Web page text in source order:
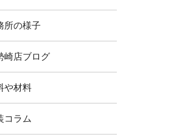
所の様子
崎店ブログ
や材料
コラム